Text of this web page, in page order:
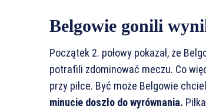
Belgowie gonili
Początek 2. połowy pokazał, że
potrafili zdominować meczu. Co
przy piłce. Być może Belgowie
minucie doszło do wyrównania.